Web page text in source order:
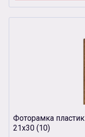
Фоторамка
21х30 (10)